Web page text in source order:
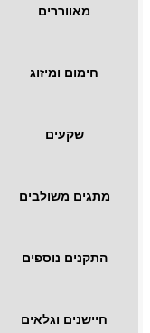
מאווררים
חימום ומיזוג
שקעים
מתגים משולבים
התקנים נוספים
חיישנים וגלאים